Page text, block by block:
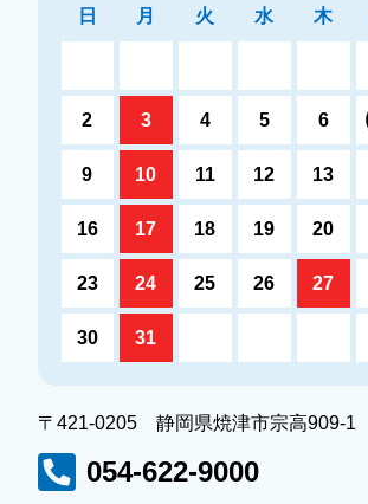
日 月 火 水 木
2 3 4 5 6
9 10 11 12 13
16 17 18 19 20
23 24 25 26 27
30 31
〒421-0205 静岡県焼津市宗高909-1
054-622-9000